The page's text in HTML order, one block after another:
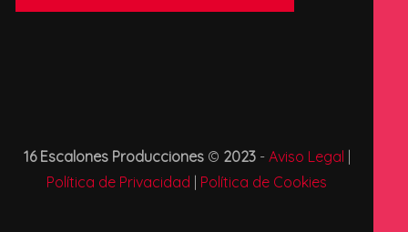
16 Escalones Producciones© 2023- Aviso Legal
Política de Privacidad
Política de Cookies